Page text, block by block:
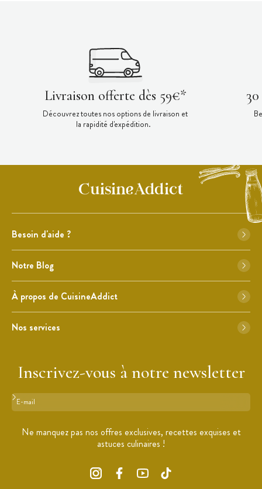
Livraison offerte dès 59€*
Découvrez toutes nos options de livraison et
la rapidité d'expédition.
Besoin d'aide ?
Notre Blog
À propos de CuisineAddict
Nos services
Inscrivez-vous à notre newsletter
Format : adresse@email.com
Ne manquez pas nos offres exclusives, recettes exquises et
astuces culinaires !